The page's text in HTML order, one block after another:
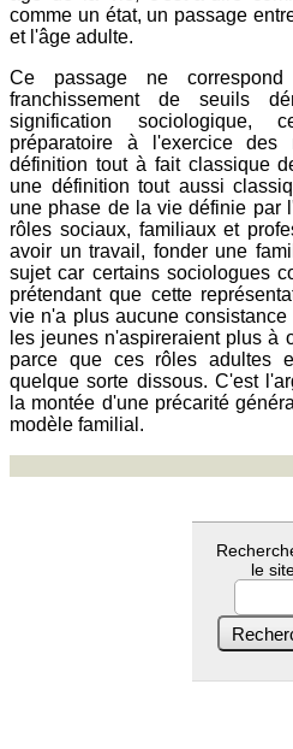
comme un état, un passage
et l'âge adulte.
Ce passage ne
franchissement de seuils
signification
préparatoire à l'exercice
définition tout à fait classique
une définition tout aussi
une phase de la vie définie par
rôles sociaux, familiaux et
avoir un travail, fonder une
sujet car certains sociologues
prétendant que cette
vie n'a plus aucune
les jeunes n'aspireraient plus à
parce que ces rôles adultes
quelque sorte dissous. C'est
la montée d'une précarité
modèle familial.
le